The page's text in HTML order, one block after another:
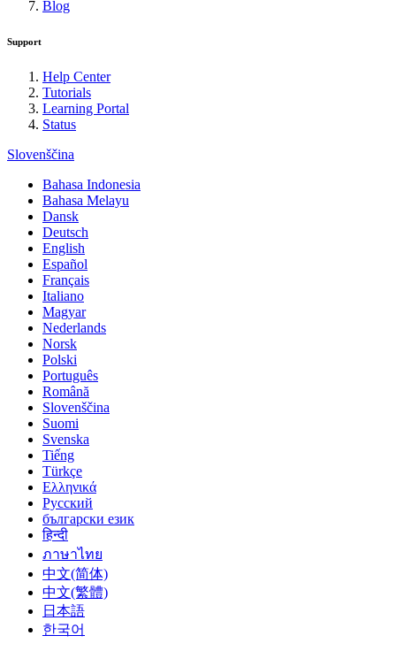
Blog
Support
Help Center
Tutorials
Learning Portal
Status
Slovenščina
Bahasa Indonesia
Bahasa Melayu
Dansk
Deutsch
English
Español
Français
Italiano
Magyar
Nederlands
Norsk
Polski
Português
Română
Slovenščina
Suomi
Svenska
Tiếng
Türkçe
Ελληνικά
Русский
български език
हिन्दी
ภาษาไทย
中文(简体)
中文(繁體)
日本語
한국어